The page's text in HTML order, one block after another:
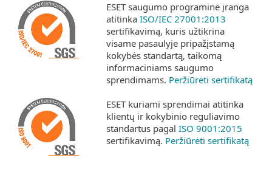
ESET saugumo programinė įranga
atitinka ISO/IEC 27001:2013
sertifikavimą, kuris užtikrina
visame pasaulyje pripažįstamą
kokybės standartą, taikomą
informaciniams saugumo
sprendimams. Peržiūrėti sertifikatą
ESET kuriami sprendimai atitinka
klientų ir kokybinio reguliavimo
standartus pagal ISO 9001:2015
sertifikavimą. Peržiūrėti sertifikatą